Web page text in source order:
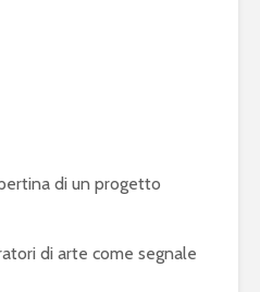
di un progetto
di arte come segnale